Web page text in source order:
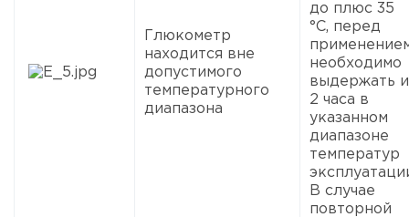
Глюкометр
находится вне
допустимого
температурного
диапазона
до плюс 35
°С, перед
необходимо
выдержать
2 часа в
указанном
диапазоне
температур
В случае
повторной